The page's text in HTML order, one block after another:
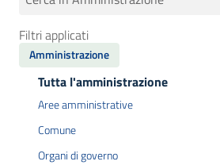
Filtri applicati
Amministrazione
Tutta l'amministrazione
Aree amministrative
Comune
Organi di governo